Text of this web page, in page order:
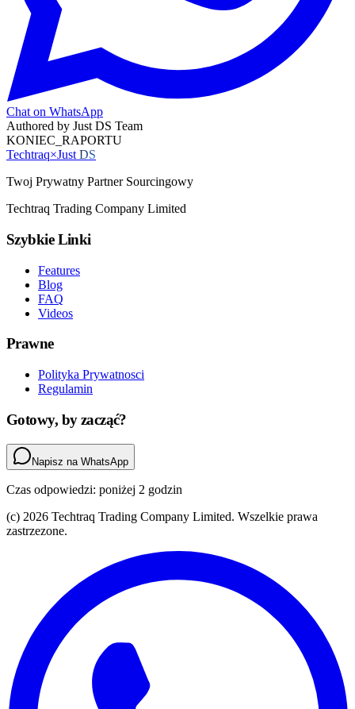
Chat on WhatsApp
Authored by Just DS Team
KONIEC_RAPORTU
Techtraq×Just DS
Twoj Prywatny Partner Sourcingowy
Techtraq Trading Company Limited
Szybkie Linki
Features
Blog
FAQ
Videos
Prawne
Polityka Prywatnosci
Regulamin
Gotowy, by zacząć?
Napisz na WhatsApp
Czas odpowiedzi: poniżej 2 godzin
(c) 2026 Techtraq Trading Company Limited. Wszelkie prawa
zastrzezone.